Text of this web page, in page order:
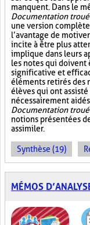
manquent. Dans le
Documentation
une version
l’avantage de
incite à être plus
implique dans leurs
les notes qui doivent
significative et
éléments retirés des
élèves qui ont
nécessairement
Documentation
notions présentées
assimiler.
Synthèse (19)
MÉMOS